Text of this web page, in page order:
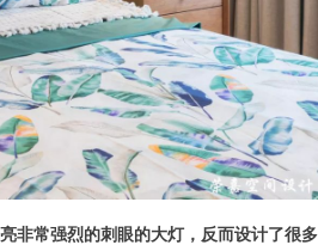
非常强烈的刺眼的大灯，反而设计了很多